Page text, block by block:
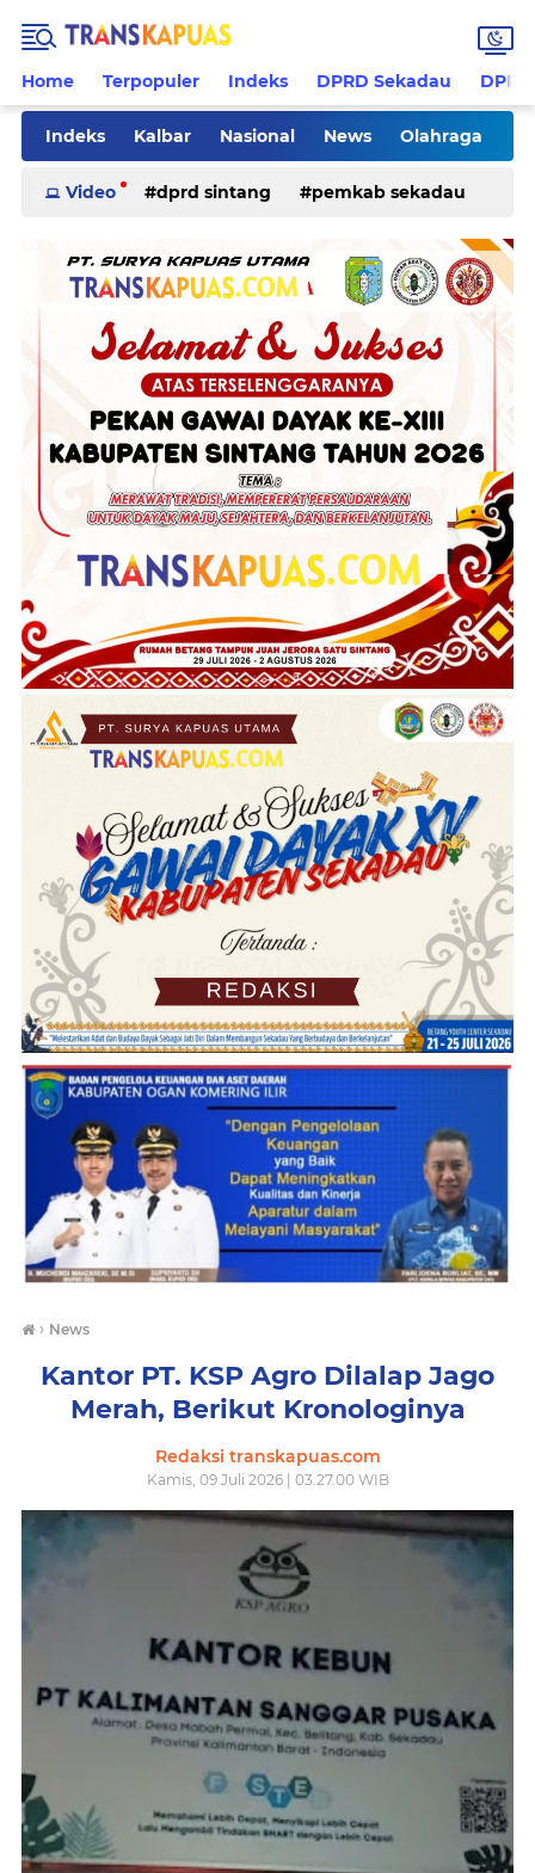
Home Terpopuler Indeks DPRD Sekadau
Indeks Kalbar Nasional News Olahraga
Pilkades Rohani Sanggau Sekadau
kriminal
Video dprd sintang pemkab sekadau
› News
Kantor PT. KSP Agro Dilalap Jago
Merah, Berikut Kronologinya
Redaksi transkapuas.com
Kamis, 09 Juli 2026 | 03.27.00 WIB